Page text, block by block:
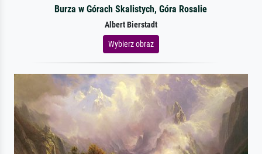
Burza w Górach Skalistych, Góra Rosalie
Albert Bierstadt
Wybierz obraz